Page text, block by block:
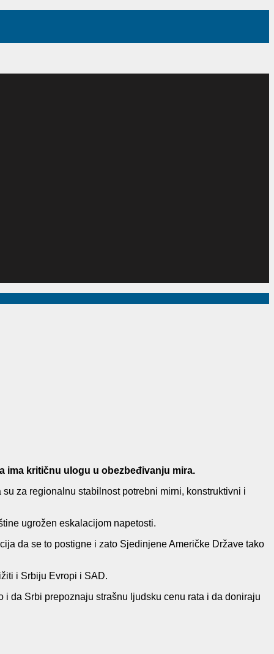
ima kritičnu ulogu u obezbeđivanju mira.
za regionalnu stabilnost potrebni mirni, konstruktivni i
ugrožen eskalacijom napetosti.
da se to postigne i zato Sjedinjene Američke Države tako
i Srbiju Evropi i SAD.
da Srbi prepoznaju strašnu ljudsku cenu rata i da doniraju